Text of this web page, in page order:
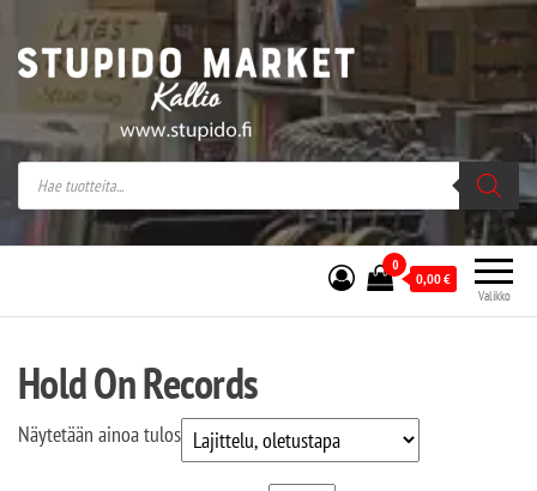
Stupido Market – verkossa ja kivijalassa
Stupido Market on vaihtoehtomusaan
erikoistunut verkko- sekä
kivijalkakauppa Helsingissä Kallion
sydämessä.
Valikko
0
0,00€
Hold On Records
Näytetään ainoa tulos